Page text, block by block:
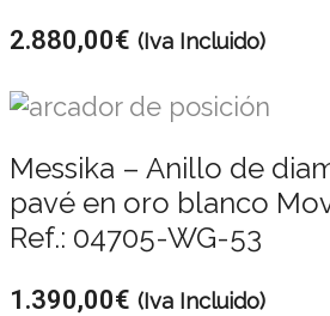
2.880,00€ (Iva Incluido)
Messika – Anillo de
pavé en oro blanco
Ref.: 04705-WG-53
1.390,00€ (Iva Incluido)